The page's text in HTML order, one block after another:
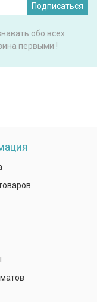
Подписаться
обо всех
первыми !